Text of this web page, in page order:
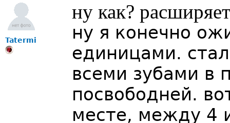
Tatermi
ну как?
ну я конечно
единицами.
всеми зубами в
посвободней.
месте, между 4